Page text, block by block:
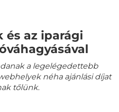
és az iparági
a legelégedettebb
néha ajánlási díjat
tőlünk.